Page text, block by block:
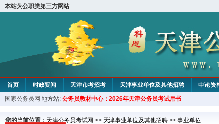
本站为公职类第三方网站
首页 时政要闻 天津市考招考 天津事业单位及其他招聘 申论资
教材中心
国家公务员网 地方站: 公务员教材中心：2026年天津公务员考试用书
您的当前位置： 天津公务员考试网 >> 天津事业单位及其他招聘 >> 事业单位